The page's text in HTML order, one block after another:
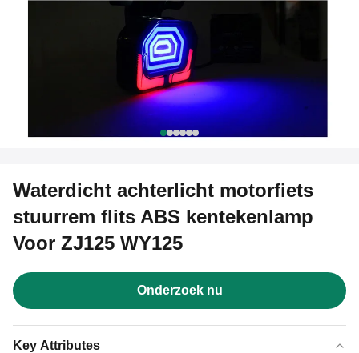
Waterdicht achterlicht motorfiets
stuurrem flits ABS kentekenlamp
Voor ZJ125 WY125
Onderzoek nu
Key Attributes